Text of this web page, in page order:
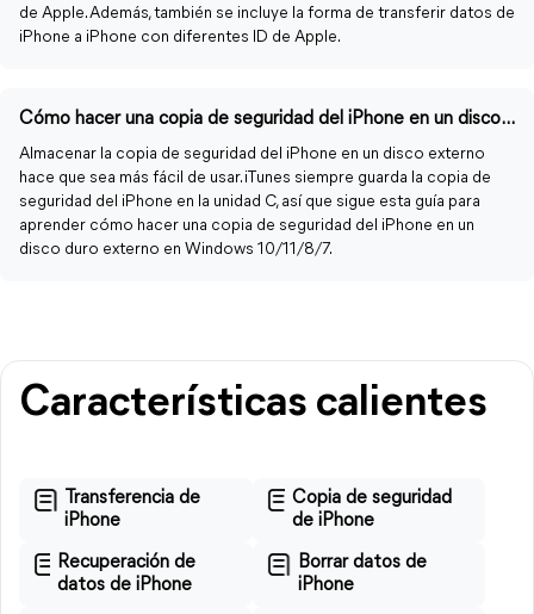
de Apple. Además, también se incluye la forma de transferir datos de
iPhone a iPhone con diferentes ID de Apple.
Cómo hacer una copia de seguridad del iPhone en un disco duro externo en una PC con Windows 11, 10, 8, 7
Almacenar la copia de seguridad del iPhone en un disco externo
hace que sea más fácil de usar. iTunes siempre guarda la copia de
seguridad del iPhone en la unidad C, así que sigue esta guía para
aprender cómo hacer una copia de seguridad del iPhone en un
disco duro externo en Windows 10/11/8/7.
Características calientes
Transferencia de
iPhone
Copia de seguridad
de iPhone
Recuperación de
datos de iPhone
Borrar datos de
iPhone